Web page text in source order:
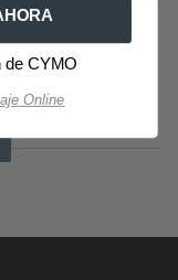
de CYMO
Online